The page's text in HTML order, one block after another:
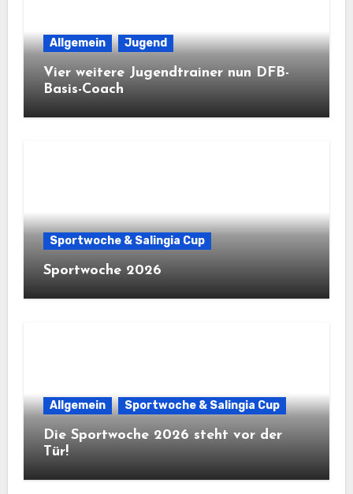
Allgemein Jugend
Vier weitere Jugendtrainer nun DFB-
Basis-Coach
Sportwoche & Salingia Cup
Sportwoche 2026
Allgemein Sportwoche & Salingia Cup
Die Sportwoche 2026 steht vor der
Tür!